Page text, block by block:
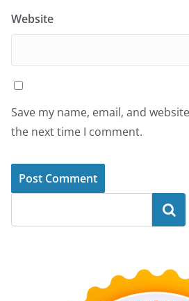
Website
Save my name, email, and
the next time I comment.
Search